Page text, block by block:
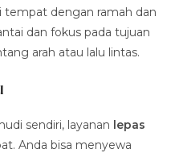
tempat dengan ramah dan
dan fokus pada tujuan
arah atau lalu lintas.
sendiri, layanan lepas
Anda bisa menyewa